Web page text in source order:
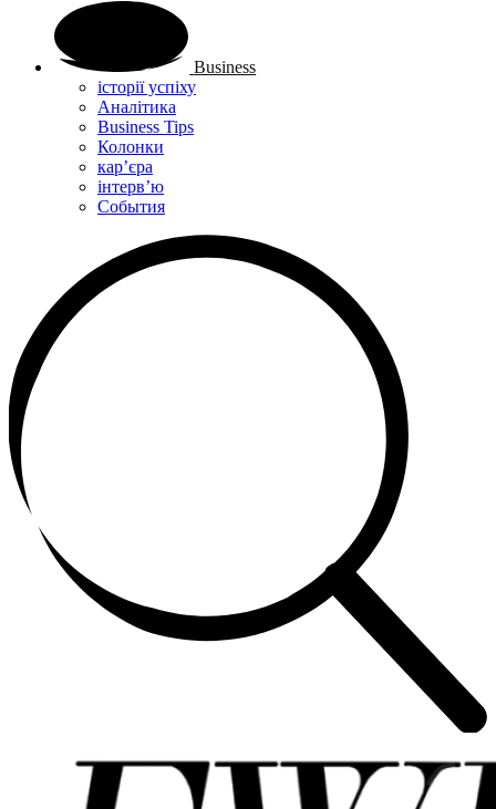
Business
історії успіху
Аналітика
Business Tips
Колонки
кар’єра
інтерв’ю
Cобытия